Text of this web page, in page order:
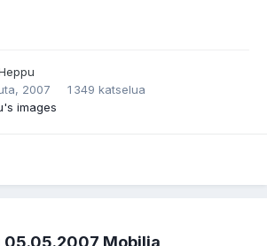
2007
1 349 katselua
images
05.05.2007 Mobilia,